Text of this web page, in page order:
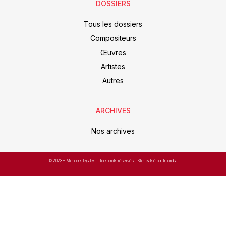
DOSSIERS
Tous les dossiers
Compositeurs
Œuvres
Artistes
Autres
ARCHIVES
Nos archives
© 2023 – Mentions légales – Tous droits réservés – Site réalisé par Improba